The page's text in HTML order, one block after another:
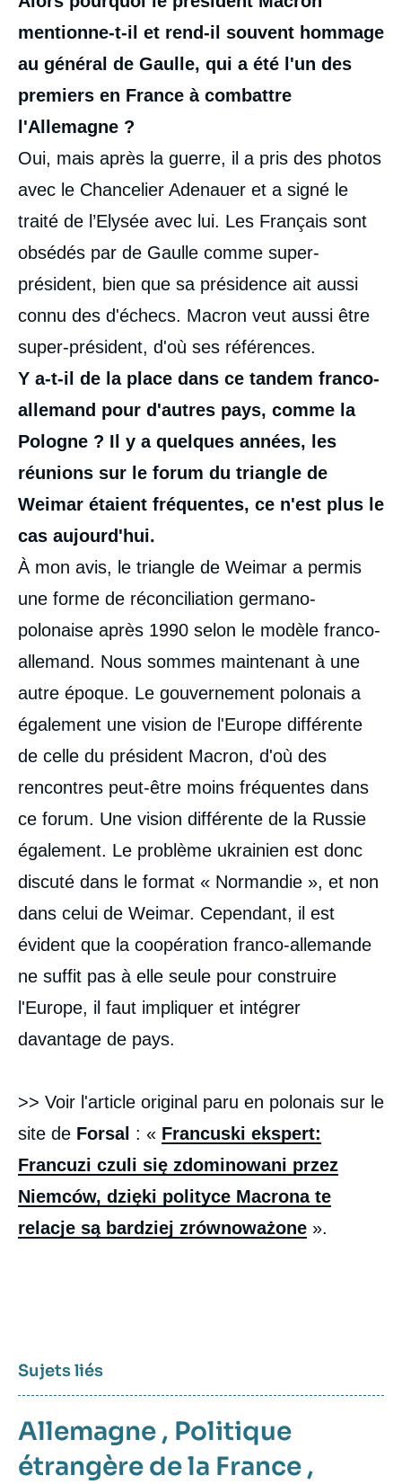
mentionne-t-il et rend-il souvent hommage
au général de Gaulle, qui a été l'un des
premiers en France à combattre
l'Allemagne ?
Oui, mais après la guerre, il a pris des photos
avec le Chancelier Adenauer et a signé le
traité de l’Elysée avec lui. Les Français sont
obsédés par de Gaulle comme super-
président, bien que sa présidence ait aussi
connu des d'échecs. Macron veut aussi être
super-président, d'où ses références.
Y a-t-il de la place dans ce tandem franco-
allemand pour d'autres pays, comme la
Pologne ? Il y a quelques années, les
réunions sur le forum du triangle de
Weimar étaient fréquentes, ce n'est plus le
cas aujourd'hui.
À mon avis, le triangle de Weimar a permis
une forme de réconciliation germano-
polonaise après 1990 selon le modèle franco-
allemand. Nous sommes maintenant à une
autre époque. Le gouvernement polonais a
également une vision de l'Europe différente
de celle du président Macron, d'où des
rencontres peut-être moins fréquentes dans
ce forum. Une vision différente de la Russie
également. Le problème ukrainien est donc
discuté dans le format « Normandie », et non
dans celui de Weimar. Cependant, il est
évident que la coopération franco-allemande
ne suffit pas à elle seule pour construire
l'Europe, il faut impliquer et intégrer
davantage de pays.
>> Voir l'article original paru en polonais sur le
site de Forsal : « Francuski ekspert:
Francuzi czuli się zdominowani przez
Niemców, dzięki polityce Macrona te
relacje są bardziej zrównoważone ».
Sujets liés
Allemagne , Politique
étrangère de la France ,